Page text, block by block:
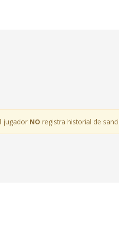
jugador NO registra historial de